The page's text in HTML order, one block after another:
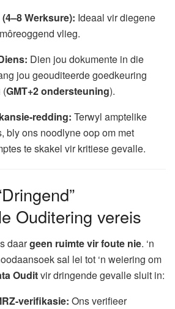
Werksure): Ideaal vir diegene
vlieg.
Dien jou dokumente in die
jou geouditeerde goedkeuring
(GMT+2 ondersteuning).
redding: Terwyl amptelike
bly ons noodlyne oop om met
te skakel vir kritiese gevalle.
Ouditering vereis
daargeen ruimte vir foute nie. ‘n
sal lei tot ‘n weiering om
Ouditvir dringende gevalle sluit in:
verifikasie: Ons verifieer